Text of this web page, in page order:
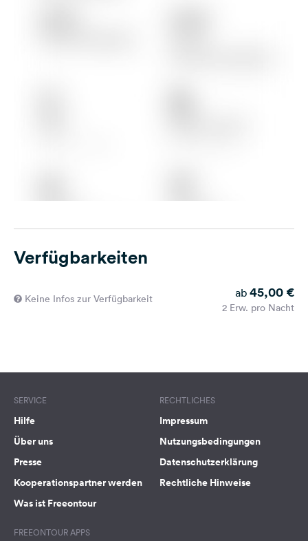
Verfügbarkeiten
Keine Infos zur Verfügbarkeit ab 45,00 €
2 Erw. pro Nacht
SERVICE
Hilfe
Über uns
Presse
Kooperationspartner werden
Was ist Freeontour
RECHTLICHES
Impressum
Nutzungsbedingungen
Datenschutzerklärung
Rechtliche Hinweise
FREEONTOUR APPS